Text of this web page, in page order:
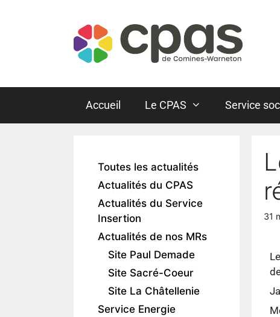
Accueil Le CPAS Service
31
Toutes les actualités
Actualités du CPAS
Actualités du Service
Insertion
Actualités de nos MRs
Site Paul Demade
Site Sacré-Coeur
Site La Châtellenie
Service Energie